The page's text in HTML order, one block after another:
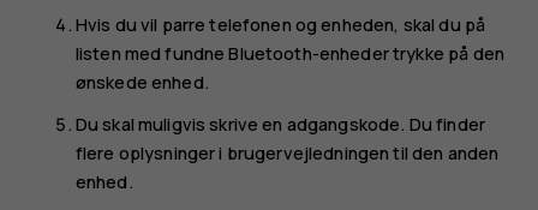
Hvis du vil parre telefonen og enheden, skal du på
listen med fundne Bluetooth-enheder trykke på den
ønskede enhed.
Du skal muligvis skrive en adgangskode. Du finder
flere oplysninger i brugervejledningen til den anden
enhed.